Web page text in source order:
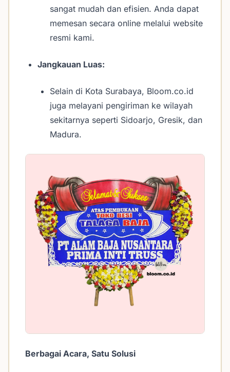
sangat mudah dan efisien. Anda dapat
memesan secara online melalui website
resmi kami.
Jangkauan Luas:
Selain di Kota Surabaya, Bloom.co.id
juga melayani pengiriman ke wilayah
sekitarnya seperti Sidoarjo, Gresik, dan
Madura.
Berbagai Acara, Satu Solusi